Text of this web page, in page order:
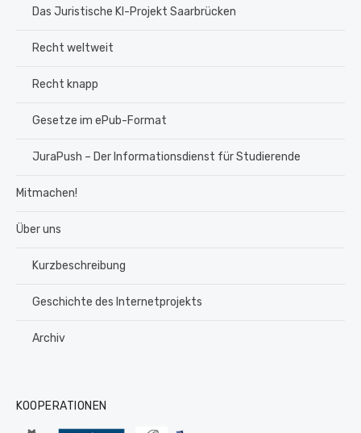
Das Juristische KI-Projekt Saarbrücken
Recht weltweit
Recht knapp
Gesetze im ePub-Format
JuraPush – Der Informationsdienst für Studierende
Mitmachen!
Über uns
Kurzbeschreibung
Geschichte des Internetprojekts
Archiv
KOOPERATIONEN